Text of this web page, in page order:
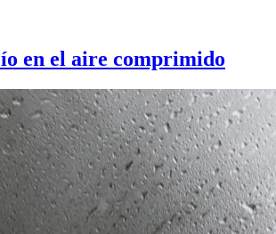
en el aire comprimido